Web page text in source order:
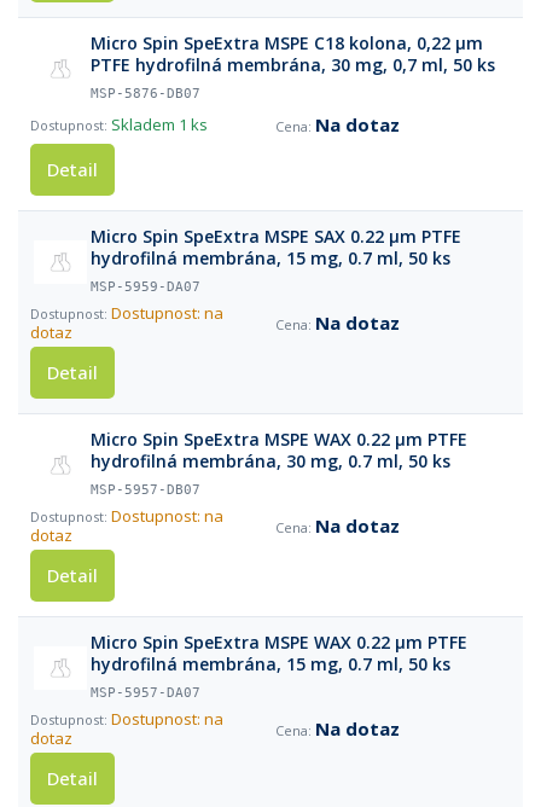
Micro Spin SpeExtra MSPE C18 kolona, 0,22 µm
PTFE hydrofilná membrána, 30 mg, 0,7 ml, 50 ks
MSP-5876-DB07
Skladem 1 ks
Na dotaz
Detail
Micro Spin SpeExtra MSPE SAX 0.22 µm PTFE
hydrofilná membrána, 15 mg, 0.7 ml, 50 ks
MSP-5959-DA07
Dostupnost: na
dotaz
Na dotaz
Detail
Micro Spin SpeExtra MSPE WAX 0.22 µm PTFE
hydrofilná membrána, 30 mg, 0.7 ml, 50 ks
MSP-5957-DB07
Dostupnost: na
dotaz
Na dotaz
Detail
Micro Spin SpeExtra MSPE WAX 0.22 µm PTFE
hydrofilná membrána, 15 mg, 0.7 ml, 50 ks
MSP-5957-DA07
Dostupnost: na
dotaz
Na dotaz
Detail